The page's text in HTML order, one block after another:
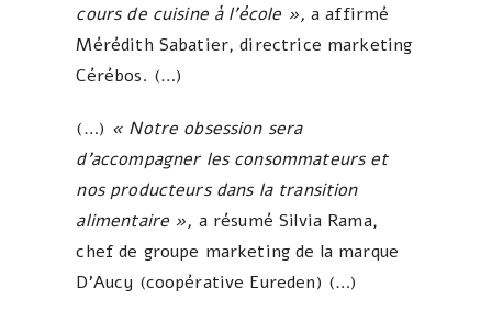
cours de cuisine à l’école », a affirmé
Mérédith Sabatier, directrice marketing
Cérébos. (…)
(…) « Notre obsession sera
d’accompagner les consommateurs et
nos producteurs dans la transition
alimentaire », a résumé Silvia Rama,
chef de groupe marketing de la marque
D’Aucy (coopérative Eureden) (…)